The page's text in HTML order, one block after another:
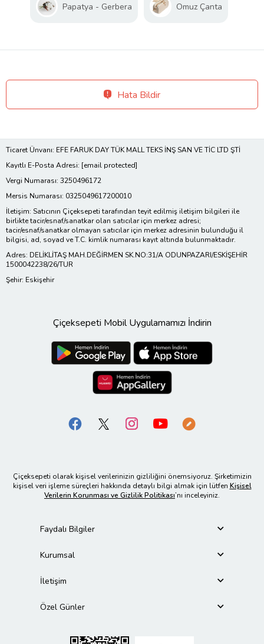
Papatya - Gerbera Omuz Çanta
Hata Bildir
Ticaret Ünvanı: EFE FARUK DAY TÜK MALL TEKS İNŞ SAN VE TİC LTD ŞTİ
Kayıtlı E-Posta Adresi: [email protected]
Vergi Numarası: 3250496172
Mersis Numarası: 0325049617200010
İletişim: Satıcının Çiçeksepeti tarafından teyit edilmiş iletişim bilgileri ile
birlikte tacir/esnaf/sanatkar olan satıcılar için merkez adresi;
tacir/esnaf/sanatkar olmayan satıcılar için merkez adresinin bulunduğu il
bilgisi, ad, soyad ve T.C. kimlik numarası kayıt altında bulunmaktadır.
Adres: DELİKLİTAŞ MAH.DEĞİRMEN SK.NO:31/A ODUNPAZARI/ESKİŞEHİR
1500042238/26/TUR
Şehir: Eskişehir
Çiçeksepeti Mobil Uygulamamızı İndirin
Çiçeksepeti olarak kişisel verilerinizin gizliliğini önemsiyoruz. Şirketimizin
kişisel veri işleme süreçleri hakkında detaylı bilgi almak için lütfen Kişisel
Verilerin Korunması ve Gizlilik Politikası’nı inceleyiniz.
Faydalı Bilgiler
Kurumsal
İletişim
Özel Günler